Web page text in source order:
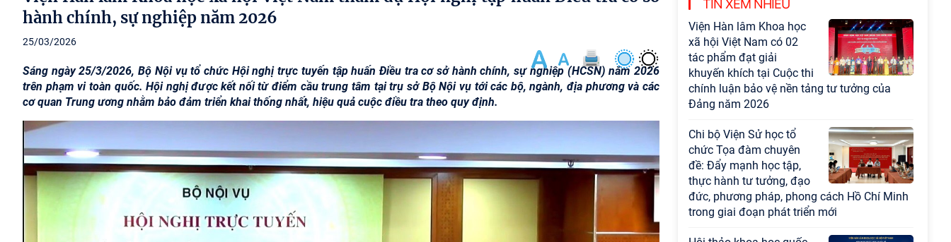
hành chính, sự nghiệp năm 2026
25/03/2026
Sáng ngày 25/3/2026, Bộ Nội vụ tổ chức Hội nghị trực tuyến tập huấn Điều tra cơ sở hành chính, sự nghiệp (HCSN) năm 2026
trên phạm vi toàn quốc. Hội nghị được kết nối từ điểm cầu trung tâm tại trụ sở Bộ Nội vụ tới các bộ, ngành, địa phương và các
cơ quan Trung ương nhằm bảo đảm triển khai thống nhất, hiệu quả cuộc điều tra theo quy định.
TIN XEM NHIỀU
Chương trình khoa học và công nghệ trọng
điểm cấp Bộ
Hội thảo khoa học "Kinh
tế Việt Nam 6 tháng đầu
năm 2026: Thách thức,
động lực và triển vọng
phát triển"
Hội nghị Ban Chỉ đạo về
dữ liệu Viện Hàn lâm
Khoa học xã hội Việt
Nam
Hội thảo quốc tế "Không
gian phát triển Việt Nam